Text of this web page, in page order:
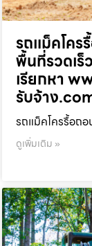
รถแม็คโคร
พื้นที่รวดเร็
เรียกหา
รับจ้าง
รถแม็คโครรื้อถ
ดูเพิ่มเติม »